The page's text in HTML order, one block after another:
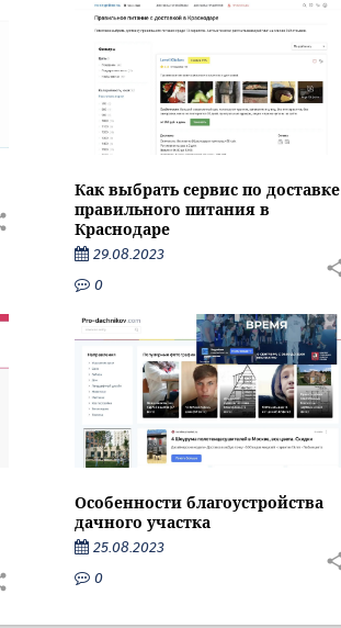
Как выбрать сервис по доставке
правильного питания в
Краснодаре
29.08.2023
0
Особенности благоустройства
дачного участка
25.08.2023
0